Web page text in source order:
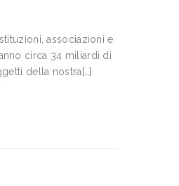
associazioni e
circa 34 miliardi di
della nostra[…]